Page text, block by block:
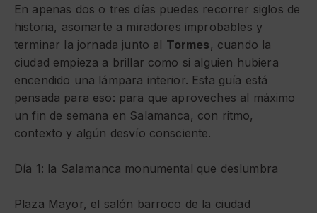
En apenas dos o tres días puedes recorrer siglos de
historia, asomarte a miradores improbables y
terminar la jornada junto al Tormes, cuando la
ciudad empieza a brillar como si alguien hubiera
encendido una lámpara interior. Esta guía está
pensada para eso: para que aproveches al máximo
un fin de semana en Salamanca, con ritmo,
contexto y algún desvío consciente.
Día 1: la Salamanca monumental que deslumbra
Plaza Mayor, el salón barroco de la ciudad